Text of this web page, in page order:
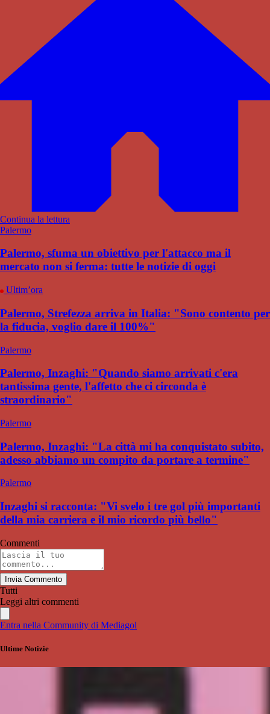
Continua la lettura
Palermo
Palermo, sfuma un obiettivo per l'attacco ma il
mercato non si ferma: tutte le notizie di oggi
Ultim’ora
Palermo, Strefezza arriva in Italia: "Sono contento per
la fiducia, voglio dare il 100%"
Palermo
Palermo, Inzaghi: "Quando siamo arrivati c'era
tantissima gente, l'affetto che ci circonda è
straordinario"
Palermo
Palermo, Inzaghi: "La città mi ha conquistato subito,
adesso abbiamo un compito da portare a termine"
Palermo
Inzaghi si racconta: "Vi svelo i tre gol più importanti
della mia carriera e il mio ricordo più bello"
Commenti
Invia Commento
Tutti
Leggi altri commenti
Entra nella Community di Mediagol
Ultime Notizie